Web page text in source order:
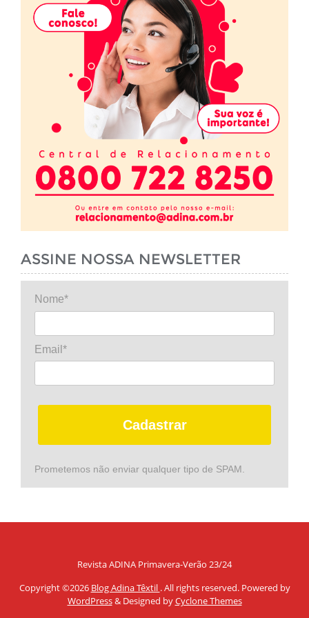
ASSINE NOSSA NEWSLETTER
Nome*
Email*
Cadastrar
Prometemos não enviar qualquer tipo de SPAM.
Revista ADINA Primavera-Verão 23/24
Copyright ©2026 Blog Adina Têxtil . All rights reserved. Powered by
WordPress& Designed byCyclone Themes